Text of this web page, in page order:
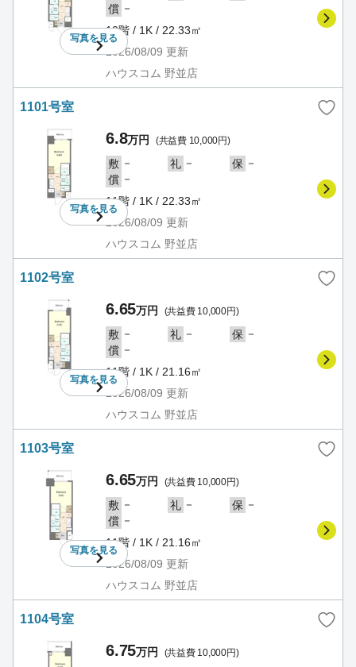
写真を見る
償 －
10階 / 1K / 22.33㎡
2026/08/09 更新
ハウスコム 野並店
1101号室
写真を見る
6.8万円 (共益費 10,000円)
敷 － 礼 － 保 －
償 －
11階 / 1K / 22.33㎡
2026/08/09 更新
ハウスコム 野並店
1102号室
写真を見る
6.65万円 (共益費 10,000円)
敷 － 礼 － 保 －
償 －
11階 / 1K / 21.16㎡
2026/08/09 更新
ハウスコム 野並店
1103号室
写真を見る
6.65万円 (共益費 10,000円)
敷 － 礼 － 保 －
償 －
11階 / 1K / 21.16㎡
2026/08/09 更新
ハウスコム 野並店
1104号室
6.75万円 (共益費 10,000円)